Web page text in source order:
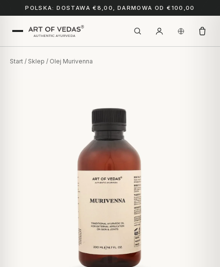
POLSKA: DOSTAWA €8,00, DARMOWA OD €100,00
Start / Sklep / Olej Murivenna